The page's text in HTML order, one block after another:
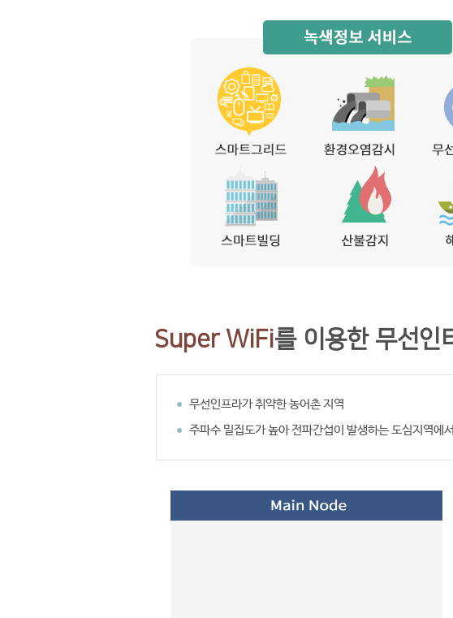
Super WiFi를 이용한 무선인
무선인프라가 취약한 농어촌 지역
주파수 밀집도가 높아 전파간섭이 발생하는 도심지역에